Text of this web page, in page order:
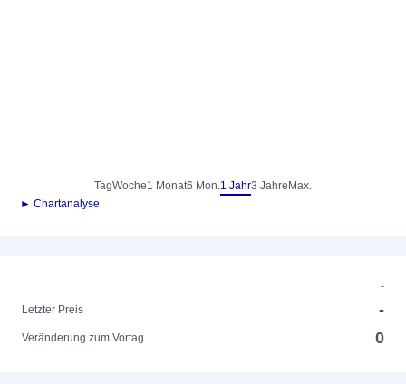
TagWoche1 Monat6 Mon.1 Jahr3 Jahre Max.
► Chartanalyse
-
Letzter Preis
-
Veränderung zum Vortag 0